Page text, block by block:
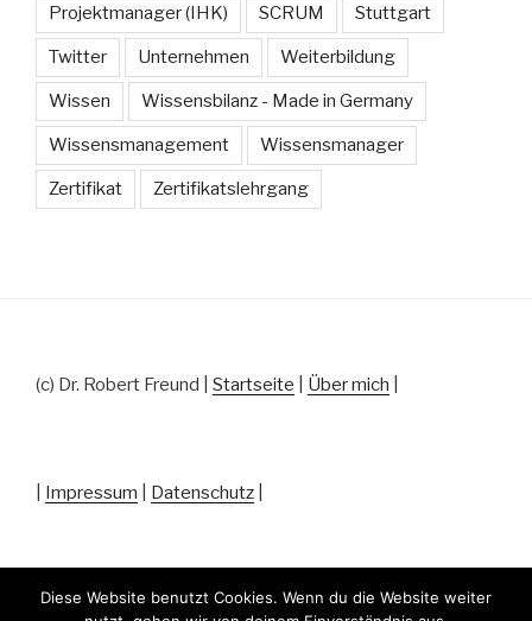
Projektmanager (IHK) SCRUM Stuttgart
Twitter Unternehmen Weiterbildung
Wissen Wissensbilanz - Made in Germany
Wissensmanagement Wissensmanager
Zertifikat Zertifikatslehrgang
(c) Dr. Robert Freund | Startseite Über mich
Impressum Datenschutz
Diese Website benutzt Cookies. Wenn du die Website weiter